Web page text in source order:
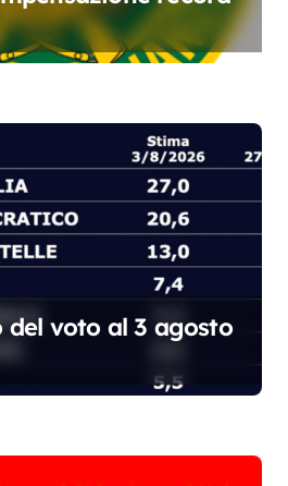
voto al 3 agosto